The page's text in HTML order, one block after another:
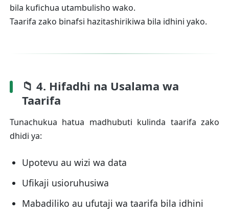
bila kufichua utambulisho wako.
Taarifa zako binafsi hazitashirikiwa bila idhini yako.
📁 4. Hifadhi na Usalama wa
Taarifa
Tunachukua hatua madhubuti kulinda taarifa zako
dhidi ya:
Upotevu au wizi wa data
Ufikaji usioruhusiwa
Mabadiliko au ufutaji wa taarifa bila idhini